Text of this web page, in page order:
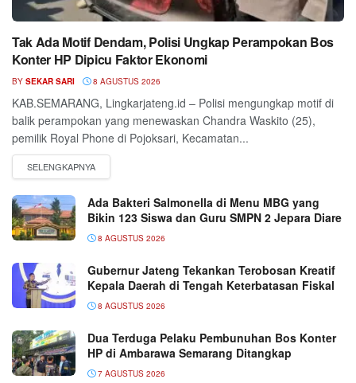
Tak Ada Motif Dendam, Polisi Ungkap Perampokan Bos
Konter HP Dipicu Faktor Ekonomi
BY SEKAR SARI 8 AGUSTUS 2026
KAB.SEMARANG, Lingkarjateng.id – Polisi mengungkap motif di
balik perampokan yang menewaskan Chandra Waskito (25),
pemilik Royal Phone di Pojoksari, Kecamatan...
Ada Bakteri Salmonella di Menu MBG yang
Bikin 123 Siswa dan Guru SMPN 2 Jepara Diare
8 AGUSTUS 2026
Gubernur Jateng Tekankan Terobosan Kreatif
Kepala Daerah di Tengah Keterbatasan Fiskal
8 AGUSTUS 2026
Dua Terduga Pelaku Pembunuhan Bos Konter
HP di Ambarawa Semarang Ditangkap
7 AGUSTUS 2026